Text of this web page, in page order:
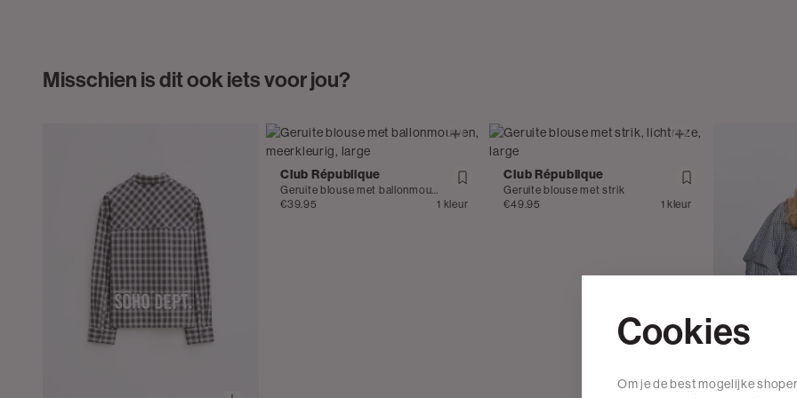
Misschien is dit ook iets voor jou?
Club République
Geruite blouse met ballonmouwen
€39.95
1 kleur
Club République
Geruite blouse met strik
€49.95
1 kleur
Cookies
Om je de best mogelijke